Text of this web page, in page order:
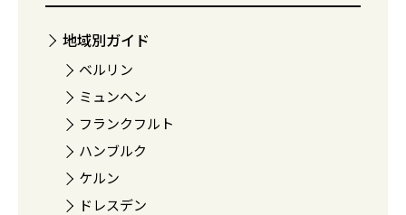
地域別ガイド
ベルリン
ミュンヘン
フランクフルト
ハンブルク
ケルン
ドレスデン